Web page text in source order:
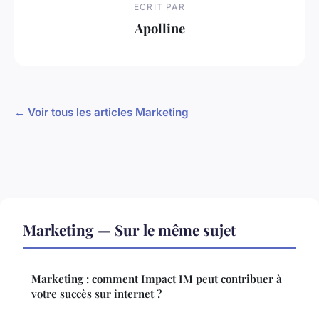
ECRIT PAR
Apolline
← Voir tous les articles Marketing
Marketing — Sur le même sujet
Marketing : comment Impact IM peut contribuer à
votre succès sur internet ?